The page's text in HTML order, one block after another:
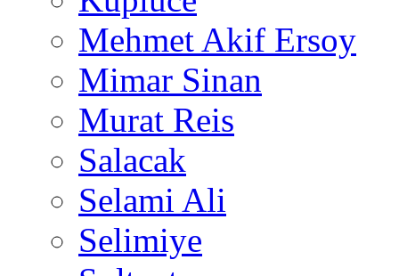
Mehmet Akif Ersoy
Mimar Sinan
Murat Reis
Salacak
Selami Ali
Selimiye